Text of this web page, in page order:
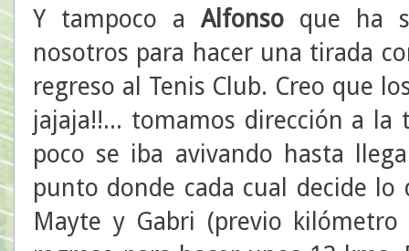
Y tampoco a Alfonso que ha
nosotros para hacer una tirada
regreso al Tenis Club. Creo que
jajaja!!... tomamos dirección a
poco se iba avivando hasta
punto donde cada cual decide
Mayte y Gabri (previo